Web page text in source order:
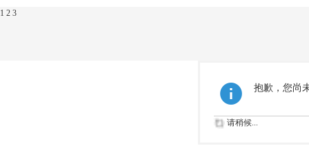
1 2 3
抱歉，您尚
请稍候...